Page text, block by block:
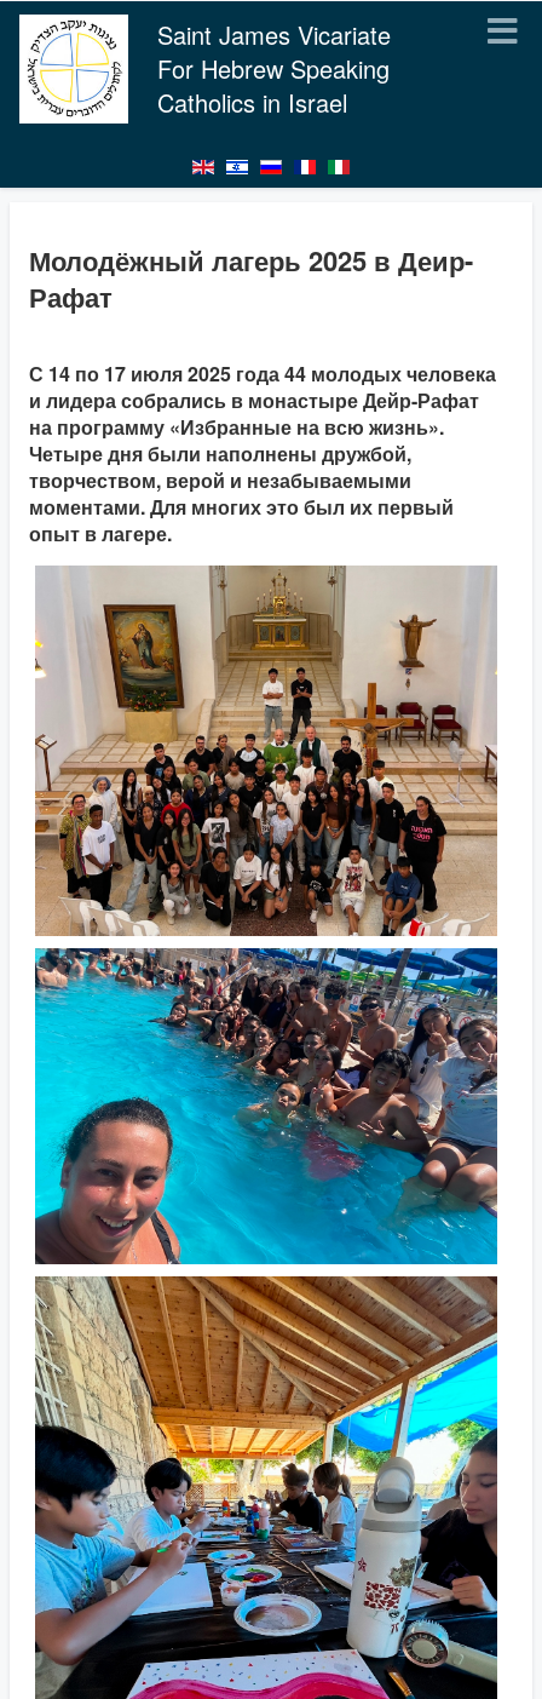
Saint James Vicariate
For Hebrew Speaking
Catholics in Israel
Молодёжный лагерь 2025 в Деир-
Рафат
С 14 по 17 июля 2025 года 44 молодых человека
и лидера собрались в монастыре Дейр-Рафат
на программу «Избранные на всю жизнь».
Четыре дня были наполнены дружбой,
творчеством, верой и незабываемыми
моментами. Для многих это был их первый
опыт в лагере.